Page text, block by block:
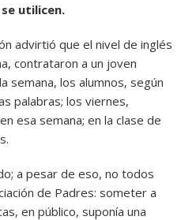
utilicen.
advirtió que el nivel de inglés
contrataron a un joven
semana, los alumnos, según
palabras; los viernes,
esa semana; en la clase de
a pesar de eso, no todos
de Padres: someter a
en público, suponía una